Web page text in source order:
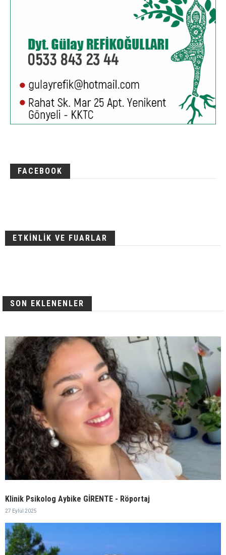
FACEBOOK
ETKİNLİK VE FUARLAR
SON EKLENENLER
Klinik Psikolog Aybike GİRENTE - Röportaj
27 Eylül 2025